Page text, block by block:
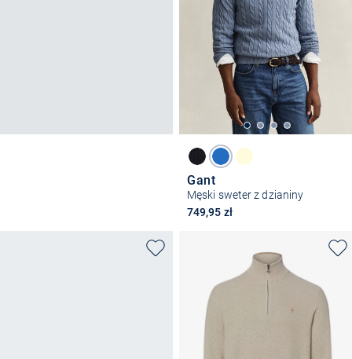
Gant
Męski sweter z dzianiny
749,95 zł